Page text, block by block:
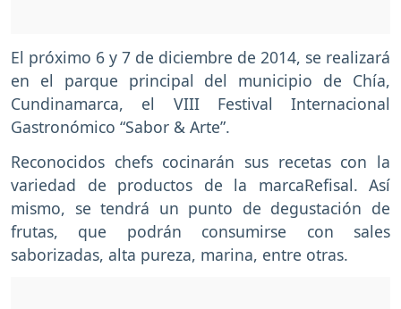
El próximo 6 y 7 de diciembre de 2014, se realizará
en el parque principal del municipio de Chía,
Cundinamarca, el VIII Festival Internacional
Gastronómico “Sabor & Arte”.
Reconocidos chefs cocinarán sus recetas con la
variedad de productos de la marcaRefisal. Así
mismo, se tendrá un punto de degustación de
frutas, que podrán consumirse con sales
saborizadas, alta pureza, marina, entre otras.